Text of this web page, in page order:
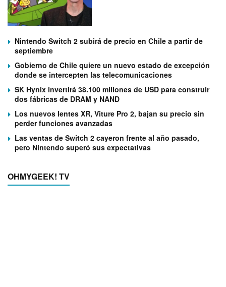
Nintendo Switch 2 subirá de precio en Chile a partir de
septiembre
Gobierno de Chile quiere un nuevo estado de excepción
donde se intercepten las telecomunicaciones
SK Hynix invertirá 38.100 millones de USD para construir
dos fábricas de DRAM y NAND
Los nuevos lentes XR, Viture Pro 2, bajan su precio sin
perder funciones avanzadas
Las ventas de Switch 2 cayeron frente al año pasado,
pero Nintendo superó sus expectativas
OHMYGEEK! TV